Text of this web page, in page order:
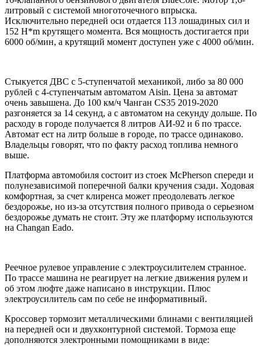
литровый с системой многоточечного впрыска.
Исключительно передней оси отдается 113 лошадиных сил и
152 H*m крутящего момента. Вся мощность достигается при
6000 об/мин, а крутящий момент доступен уже с 4000 об/мин.
Стыкуется ДВС с 5-ступенчатой механикой, либо за 80 000
рублей с 4-ступенчатым автоматом Aisin. Цена за автомат
очень завышена. До 100 км/ч Чанган CS35 2019-2020
разгоняется за 14 секунд, а с автоматом на секунду дольше. По
расходу в городе получается 8 литров АИ-92 и 6 по трассе.
Автомат ест на литр больше в городе, по трассе одинаково.
Владельцы говорят, что по факту расход топлива немного
выше.
Платформа автомобиля состоит из стоек McPherson спереди и
полунезависимой поперечной балки кручения сзади. Ходовая
комфортная, за счет клиренса может преодолевать легкое
бездорожье, но из-за отсутствия полного привода о серьезном
бездорожье думать не стоит. Эту же платформу используются
на Changan Eado.
Реечное рулевое управление с электроусилителем странное.
По трассе машина не реагирует на легкие движения рулем и
об этом люфте даже написано в инструкции. Плюс
электроусилитель сам по себе не информативный.
Кроссовер тормозит металлическими блинами с вентиляцией
на передней оси и двухконтурной системой. Тормоза еще
дополняются электронными помощниками в виде: